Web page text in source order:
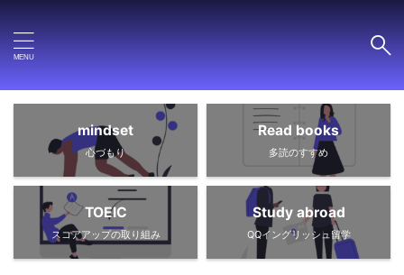
mindset
心づもり
Read books
多読のすすめ
TOEIC
スコアアップの取り組み
Study abroad
QQイングリッシュ留学